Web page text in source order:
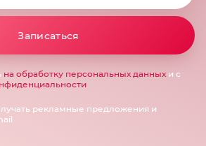
Записаться
на обработку персональных данных и с
рекламные предложения и